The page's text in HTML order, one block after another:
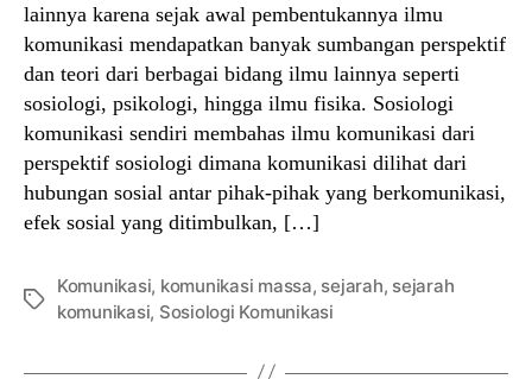
lainnya karena sejak awal pembentukannya ilmu
komunikasi mendapatkan banyak sumbangan perspektif
dan teori dari berbagai bidang ilmu lainnya seperti
sosiologi, psikologi, hingga ilmu fisika. Sosiologi
komunikasi sendiri membahas ilmu komunikasi dari
perspektif sosiologi dimana komunikasi dilihat dari
hubungan sosial antar pihak-pihak yang berkomunikasi,
efek sosial yang ditimbulkan, […]
Tags
Komunikasi, komunikasi massa, sejarah, sejarah
komunikasi, Sosiologi Komunikasi